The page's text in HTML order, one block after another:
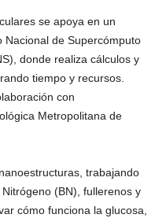
se apoya en un
Nacional de Supercómputo
donde realiza cálculos y
tiempo y recursos.
con
Metropolitana de
trabajando
(BN), fullerenos y
cómo funciona la glucosa,